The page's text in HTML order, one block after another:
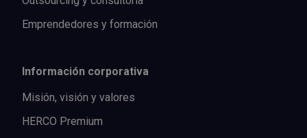
Emprendedores y formación
Información corporativa
Misión, visión y valores
HERCO Premium